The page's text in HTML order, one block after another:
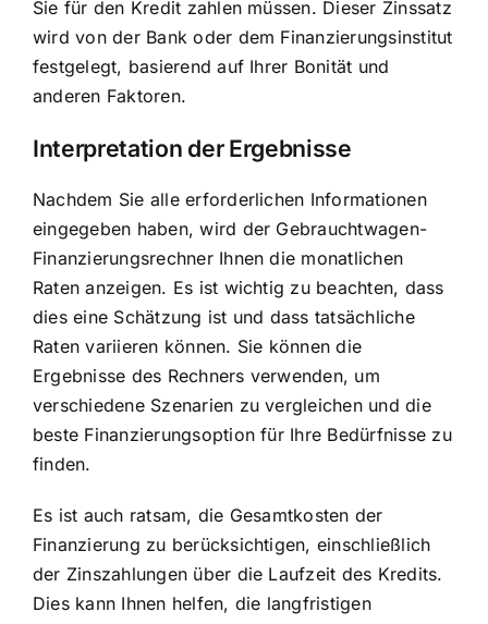
Sie für den Kredit zahlen müssen. Dieser Zinssatz
wird von der Bank oder dem Finanzierungsinstitut
festgelegt, basierend auf Ihrer Bonität und
anderen Faktoren.
Interpretation der Ergebnisse
Nachdem Sie alle erforderlichen Informationen
eingegeben haben, wird der Gebrauchtwagen-
Finanzierungsrechner Ihnendie monatlichen
Raten anzeigen. Es ist wichtig zu beachten, dass
dies eine Schätzung ist und dass tatsächliche
Raten variieren können. Sie können die
Ergebnisse des Rechners verwenden, um
verschiedene Szenarien zu vergleichen und die
beste Finanzierungsoption für Ihre Bedürfnisse zu
finden.
Es ist auch ratsam, die Gesamtkosten der
Finanzierung zu berücksichtigen, einschließlich
der Zinszahlungen über die Laufzeit des Kredits.
Dies kann Ihnen helfen, die langfristigen